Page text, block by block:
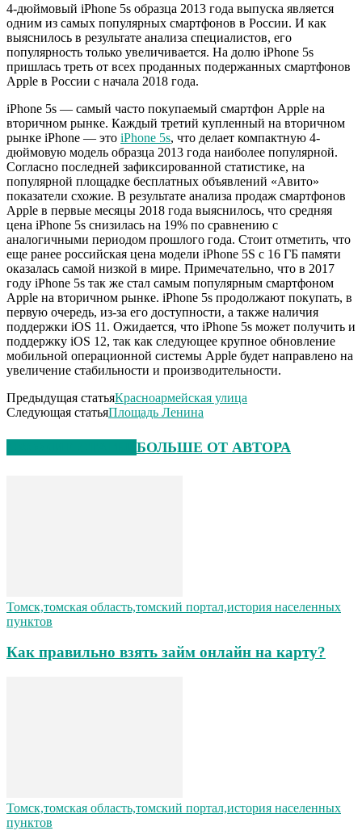
4-дюймовый iPhone 5s образца 2013 года выпуска является
одним из самых популярных смартфонов в России. И как
выяснилось в результате анализа специалистов, его
популярность только увеличивается. На долю iPhone 5s
пришлась треть от всех проданных подержанных смартфонов
Apple в России с начала 2018 года.
iPhone 5s — самый часто покупаемый смартфон Apple на
вторичном рынке. Каждый третий купленный на вторичном
рынке iPhone — это iPhone 5s, что делает компактную 4-
дюймовую модель образца 2013 года наиболее популярной.
Согласно последней зафиксированной статистике, на
популярной площадке бесплатных объявлений «Авито»
показатели схожие. В результате анализа продаж смартфонов
Apple в первые месяцы 2018 года выяснилось, что средняя
цена iPhone 5s снизилась на 19% по сравнению с
аналогичными периодом прошлого года. Стоит отметить, что
еще ранее российская цена модели iPhone 5S с 16 ГБ памяти
оказалась самой низкой в мире. Примечательно, что в 2017
году iPhone 5s так же стал самым популярным смартфоном
Apple на вторичном рынке. iPhone 5s продолжают покупать, в
первую очередь, из-за его доступности, а также наличия
поддержки iOS 11. Ожидается, что iPhone 5s может получить и
поддержку iOS 12, так как следующее крупное обновление
мобильной операционной системы Apple будет направлено на
увеличение стабильности и производительности.
Предыдущая статьяКрасноармейская улица
Следующая статьяПлощадь Ленина
БОЛЬШЕ ОТ АВТОРА
Томск,томская область,томский портал,история населенных
пунктов
Как правильно взять займ онлайн на карту?
Томск,томская область,томский портал,история населенных
пунктов